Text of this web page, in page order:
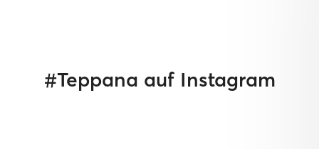
#Teppana auf Instagram